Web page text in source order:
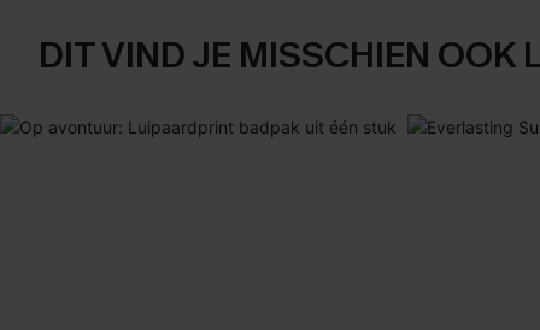
DIT VIND JE MISSCHIEN OOK